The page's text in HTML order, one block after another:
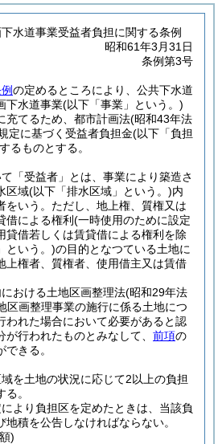
水道事業受益者負担に関する条例
昭和61年3月31日
条例第3号
の定めるところにより、公共下水道
下水道事業(以下「事業」という。)
充てるため、都市計画法(昭和43年法
定に基づく受益者負担金(以下「負担
るものとする。
「受益者」とは、事業により築造さ
区域(以下「排水区域」という。)内
いう。 ただし、地上権、質権又は
借による権利 (一時使用のために設定
貸借若しくは賃貸借による権利を除
という。)の目的となつている土地に
上権者、質権者、使用借主又は賃借
おける土地区画整理法(昭和29年法
区画整理事業の施行に係る土地につ
われた場合において必要があると認
行われたものとみなして、 前項の
きる。
を土地の状況に応じて2以上の負担
。
より負担区を定めたときは、当該負
積を公告しなければならない。
)